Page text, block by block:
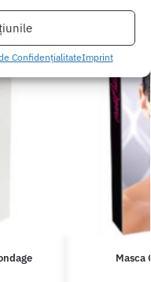
ConfidențialitateImprint
Masca